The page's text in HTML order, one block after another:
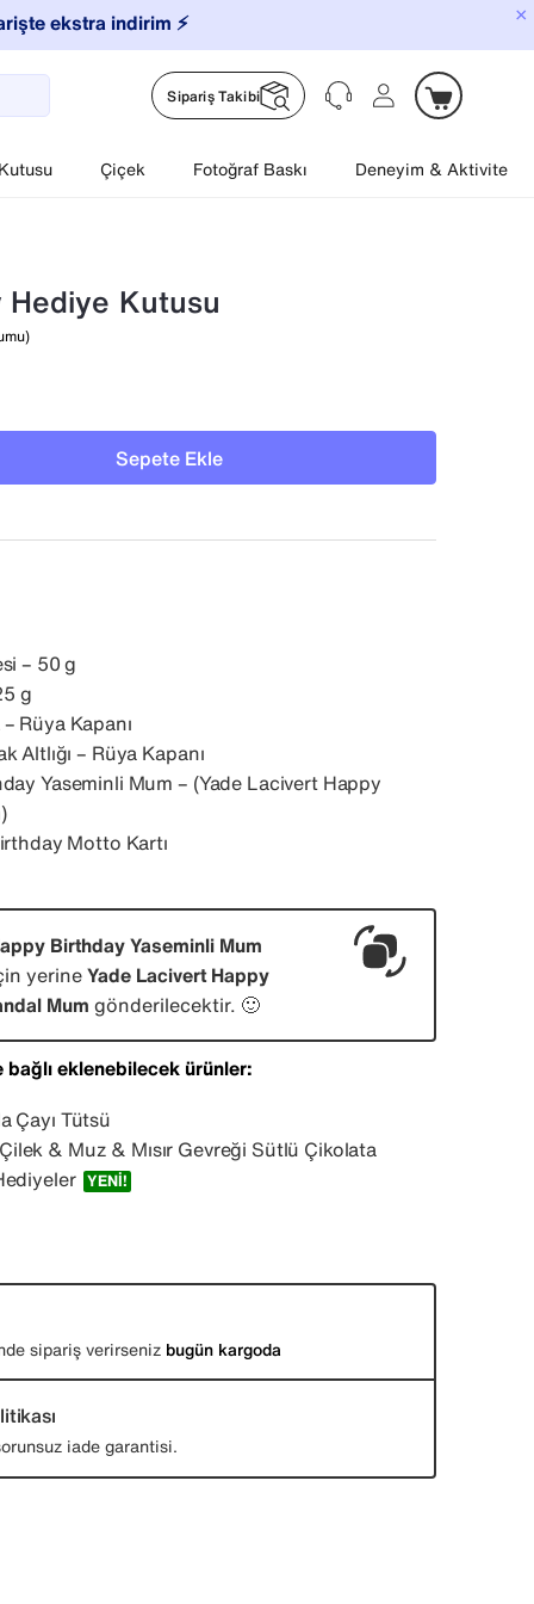
×
ekstra indirim ⚡️
Sipariş Takibi
Çiçek Fotoğraf Baskı Deneyim & Aktivite
Kutusu
Sepete Ekle
– 50 g
g
Rüya Kapanı
– Rüya Kapanı
Yaseminli Mum – (Yade Lacivert Happy
Motto Kartı
Birthday Yaseminli Mum
yerineYade Lacivert Happy
Mum gönderilecektir. 🙂
eklenebilecek ürünler:
Çayı Tütsü
Çilek & Muz & Mısır Gevreği Sütlü Çikolata
YENI!
sipariş verirseniz bugün kargoda
iade garantisi.